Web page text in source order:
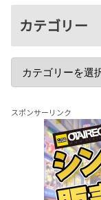
カテゴリー
スポンサーリンク